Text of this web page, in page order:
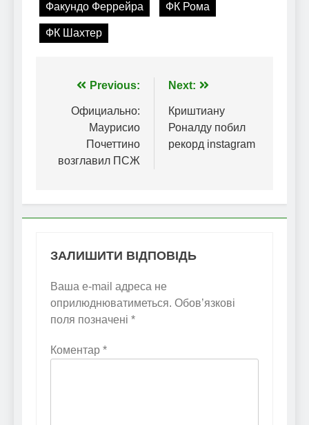
Факундо Феррейра ФК Рома
ФК Шахтер
Навігація
записів
Previous:
Официально:
Маурисио
Почеттино
возглавил ПСЖ
Next:
Криштиану
Роналду побил
рекорд instagram
ЗАЛИШИТИ ВІДПОВІДЬ
Ваша e-mail адреса не
оприлюднюватиметься. Обов’язкові
поля позначені *
Коментар *